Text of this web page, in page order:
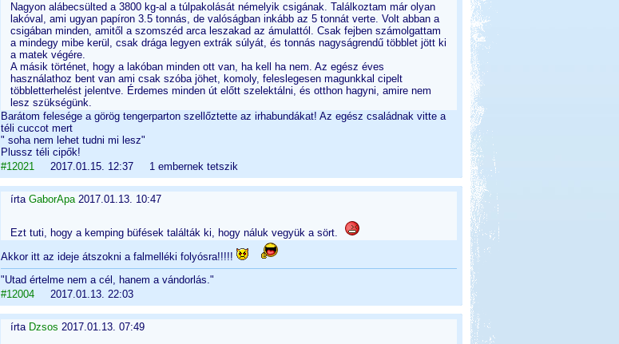
Nagyon alábecsülted a 3800 kg-al a túlpakolását némelyik csigának. Találkoztam már olyan
lakóval, ami ugyan papíron 3.5 tonnás, de valóságban inkább az 5 tonnát verte. Volt abban a
csigában minden, amitől a szomszéd arca leszakad az ámulattól. Csak fejben számolgattam
a mindegy mibe kerül, csak drága legyen extrák súlyát, és tonnás nagyságrendű többlet jött ki
a matek végére.
A másik történet, hogy a lakóban minden ott van, ha kell ha nem. Az egész éves
használathoz bent van ami csak szóba jöhet, komoly, feleslegesen magunkkal cipelt
többletterhelést jelentve. Érdemes minden út előtt szelektálni, és otthon hagyni, amire nem
lesz szükségünk.
Barátom felesége a görög tengerparton szellőztette az irhabundákat! Az egész családnak vitte a
téli cuccot mert
" soha nem lehet tudni mi lesz"
Plussz téli cipők!
#120212017.01.15. 12:37 1 embernek tetszik
írta GaborApa2017.01.13. 10:47
Ezt tuti, hogy a kemping büfések találták ki, hogy náluk vegyük a sört.
Akkor itt az ideje átszokni a falmelléki folyósra!!!!!
"Utad értelme nem a cél, hanem a vándorlás."
#120042017.01.13. 22:03
írta Dzsos 2017.01.13. 07:49